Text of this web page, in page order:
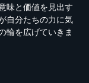
味と価値を見出す
自分たちの力に気
輪を広げていきま